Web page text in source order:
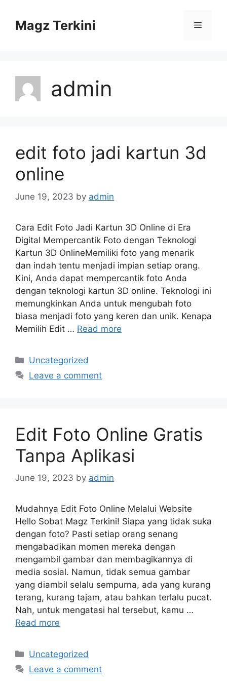
contentMagz Terkini Menu
admin
edit foto jadi kartun 3d
online
June 19, 2023 by admin
Cara Edit Foto Jadi Kartun 3D Online di Era
Digital Mempercantik Foto dengan Teknologi
Kartun 3D OnlineMemiliki foto yang menarik
dan indah tentu menjadi impian setiap orang.
Kini, Anda dapat mempercantik foto Anda
dengan teknologi kartun 3D online. Teknologi ini
memungkinkan Anda untuk mengubah foto
biasa menjadi foto yang keren dan unik. Kenapa
Memilih Edit … Read more
Categories
Uncategorized
Leave a comment
Edit Foto Online Gratis
Tanpa Aplikasi
June 19, 2023 by admin
Mudahnya Edit Foto Online Melalui Website
Hello Sobat Magz Terkini! Siapa yang tidak suka
dengan foto? Pasti setiap orang senang
mengabadikan momen mereka dengan
mengambil gambar dan membagikannya di
media sosial. Namun, tidak semua gambar
yang diambil selalu sempurna, ada yang kurang
terang, kurang tajam, atau bahkan terlalu pucat.
Nah, untuk mengatasi hal tersebut, kamu …
Read more
Categories
Uncategorized
Leave a comment